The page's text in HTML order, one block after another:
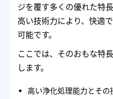
ジを覆す多くの優れた特長
高い技術力により、快適
可能です。
ここでは、そのおもな特
します。
高い浄化処理能力とその